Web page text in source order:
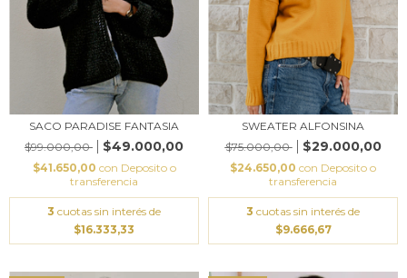
SACO PARADISE FANTASIA
$99.000,00
$49.000,00
$41.650,00 con Deposito o
transferencia
3 cuotas sin interés de
$16.333,33
SWEATER ALFONSINA
$75.000,00
$29.000,00
$24.650,00 con Deposito o
transferencia
3 cuotas sin interés de
$9.666,67